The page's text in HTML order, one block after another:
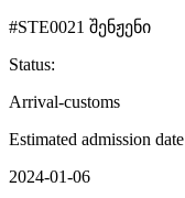
#STE0021 შენჟენი
Status:
Arrival-customs
Estimated admission date
2024-01-06